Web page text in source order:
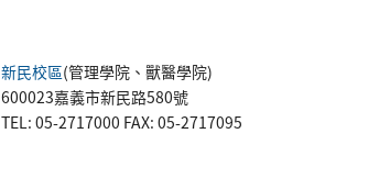
新民校區(管理學院、獸醫學院)
600023嘉義市新民路580號
TEL: 05-2717000 FAX: 05-2717095